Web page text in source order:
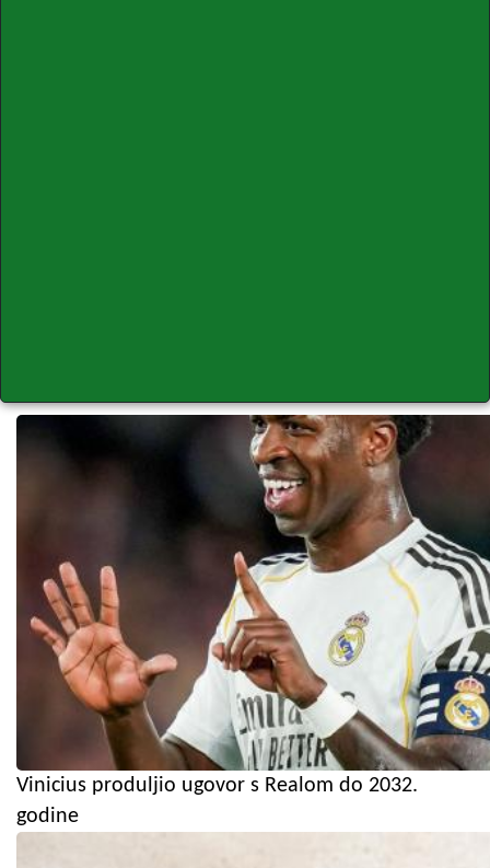
Vinicius produljio ugovor s Realom do 2032.
godine